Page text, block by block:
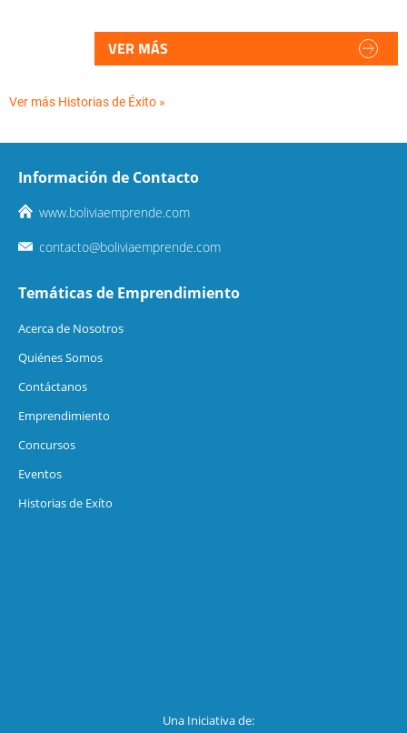
VER MÁS
Ver más Historias de Éxito »
Información de Contacto
www.boliviaemprende.com
contacto@boliviaemprende.com
Temáticas de Emprendimiento
Acerca de Nosotros
Quiénes Somos
Contáctanos
Emprendimiento
Concursos
Eventos
Historias de Exíto
Una Iniciativa de: